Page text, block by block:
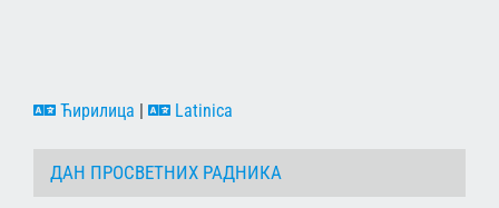
Ћирилица | Latinica
ДАН ПРОСВЕТНИХ РАДНИКА